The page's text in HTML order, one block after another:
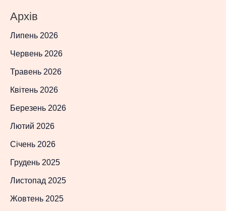
Архів
Липень 2026
Червень 2026
Травень 2026
Квітень 2026
Березень 2026
Лютий 2026
Січень 2026
Грудень 2025
Листопад 2025
Жовтень 2025